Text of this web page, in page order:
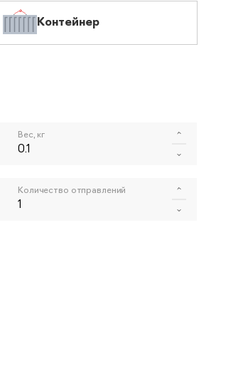
Контейнер
Вес, кг
Количество отправлений